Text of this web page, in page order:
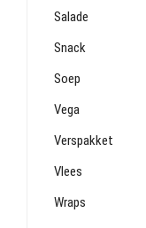
Salade
Snack
Soep
Vega
Verspakket
Vlees
Wraps